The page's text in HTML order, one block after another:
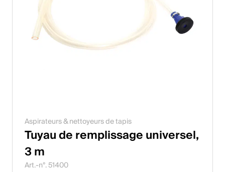
Aspirateurs & nettoyeurs de tapis
Tuyau de remplissage universel,
3 m
Art.-n°. 51400